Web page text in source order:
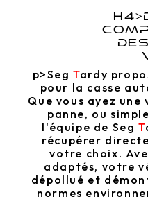
p>SegTardy
pour la casse
Que vous ayez
panne, ou
l'équipe de Seg T
récupérer
votre choix.
adaptés, votre
dépollué et
normes